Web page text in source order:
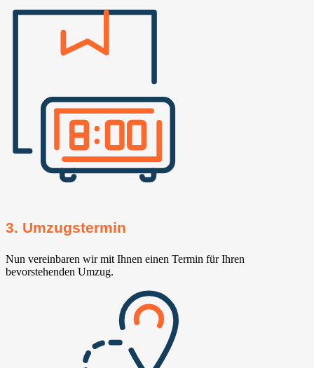
3. Umzugstermin
Nun vereinbaren wir mit Ihnen einen Termin für Ihren
bevorstehenden Umzug.